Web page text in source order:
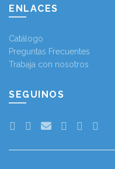
ENLACES
Catálogo
Preguntas Frecuentes
Trabaja con nosotros
SEGUINOS